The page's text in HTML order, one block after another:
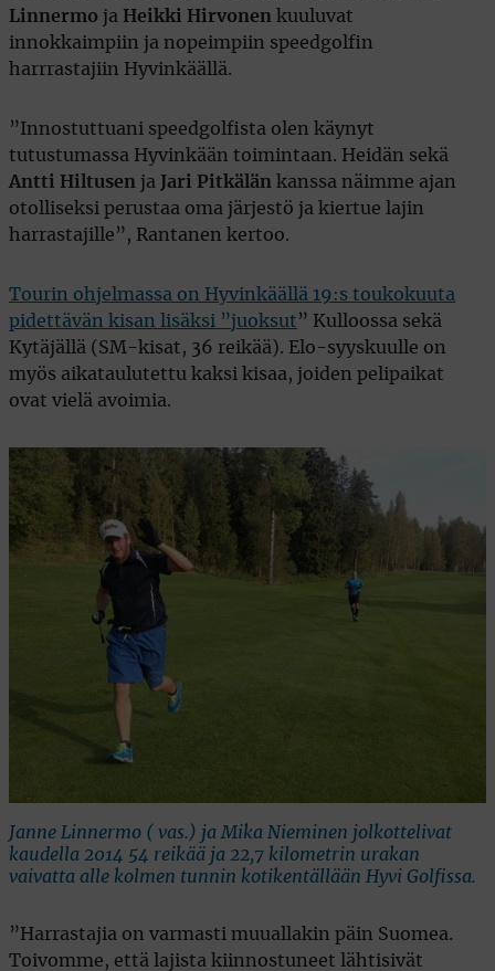
Linnermo ja Heikki Hirvonen kuuluvat
innokkaimpiin ja nopeimpiin speedgolfin
harrrastajiin Hyvinkäällä.
”Innostuttuani speedgolfista olen käynyt
tutustumassa Hyvinkään toimintaan. Heidän sekä
Antti Hiltusen ja Jari Pitkälän kanssa näimme ajan
otolliseksi perustaa oma järjestö ja kiertue lajin
harrastajille”, Rantanen kertoo.
Tourin ohjelmassa on Hyvinkäällä 19:s toukokuuta
pidettävän kisan lisäksi ”juoksut” Kulloossa sekä
Kytäjällä (SM-kisat, 36 reikää). Elo-syyskuulle on
myös aikataulutettu kaksi kisaa, joiden pelipaikat
ovat vielä avoimia.
Janne Linnermo ( vas.) ja Mika Nieminen jolkottelivat
kaudella 2014 54 reikää ja 22,7 kilometrin urakan
vaivatta alle kolmen tunnin kotikentällään Hyvi Golfissa.
”Harrastajia on varmasti muuallakin päin Suomea.
Toivomme, että lajista kiinnostuneet lähtisivät